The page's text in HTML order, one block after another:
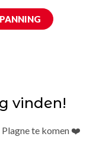
vinden!
Plagne te komen ❤️